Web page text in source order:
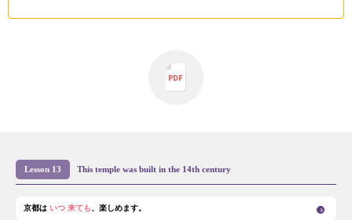
Lesson 13 This temple was built in the 14th century
京都は いつ 来ても、楽しめます。